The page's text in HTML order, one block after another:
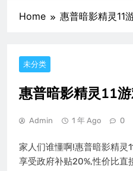
Home 惠普暗影精灵11
未分类
惠普暗影精灵11
Admin 1 年 Ago 0
家人们谁懂啊!惠普暗影精灵
享受政府补贴20%,性价比直